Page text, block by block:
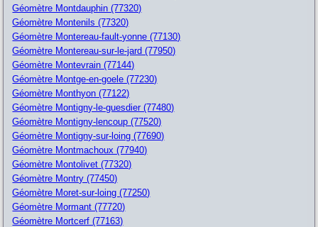
Géomètre Montdauphin (77320)
Géomètre Montenils (77320)
Géomètre Montereau-fault-yonne (77130)
Géomètre Montereau-sur-le-jard (77950)
Géomètre Montevrain (77144)
Géomètre Montge-en-goele (77230)
Géomètre Monthyon (77122)
Géomètre Montigny-le-guesdier (77480)
Géomètre Montigny-lencoup (77520)
Géomètre Montigny-sur-loing (77690)
Géomètre Montmachoux (77940)
Géomètre Montolivet (77320)
Géomètre Montry (77450)
Géomètre Moret-sur-loing (77250)
Géomètre Mormant (77720)
Géomètre Mortcerf (77163)